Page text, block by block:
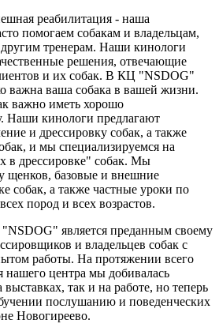
реабилитация - наша
помогаем собакам и владельцам,
другим тренерам. Наши кинологи
решения, отвечающие
и их собак. В КЦ "NSDOG"
важна ваша собака в вашей жизни.
важно иметь хорошо
Наши кинологи предлагают
и дрессировку собак, а также
и мы специализируемся на
в дрессировке" собак. Мы
щенков, базовые и внешние
собак, а также частные уроки по
пород и всех возрастов.
является преданным своему
и владельцев собак с
работы. На протяжении всего
нашего центра мы добивалась
так и на работе, но теперь
послушанию и поведенческих
Новогиреево.